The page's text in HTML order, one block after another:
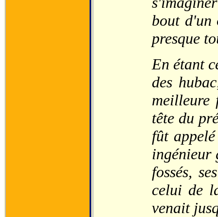
bout d'un
presque
En étant
des
meilleure
tête du
fût
ingénieur
fossés,
celui de
venait